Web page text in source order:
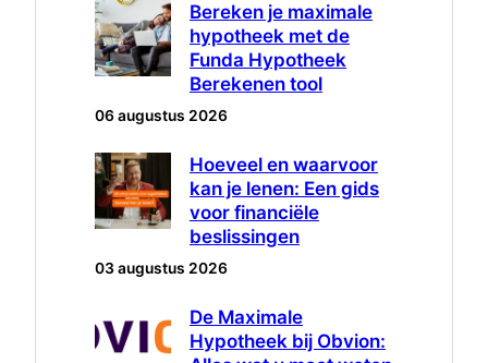
Bereken je maximale
hypotheek met de
Funda Hypotheek
Berekenen tool
06 augustus 2026
Hoeveel en waarvoor
kan je lenen: Een gids
voor financiële
beslissingen
03 augustus 2026
De Maximale
Hypotheek bij Obvion: